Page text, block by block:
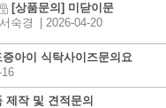
[상품문의] 미닫이문
서숙경
| 2026-04-20
증아이 식탁사이즈문의요
16
제작 및 견적문의